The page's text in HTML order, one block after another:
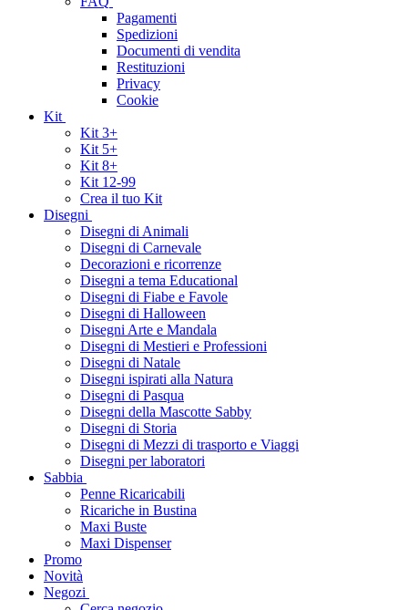
Pagamenti
Spedizioni
Documenti di vendita
Restituzioni
Privacy
Cookie
Kit
Kit 3+
Kit 5+
Kit 8+
Kit 12-99
Crea il tuo Kit
Disegni
Disegni di Animali
Disegni di Carnevale
Decorazioni e ricorrenze
Disegni a tema Educational
Disegni di Fiabe e Favole
Disegni di Halloween
Disegni Arte e Mandala
Disegni di Mestieri e Professioni
Disegni di Natale
Disegni ispirati alla Natura
Disegni di Pasqua
Disegni della Mascotte Sabby
Disegni di Storia
Disegni di Mezzi di trasporto e Viaggi
Disegni per laboratori
Sabbia
Penne Ricaricabili
Ricariche in Bustina
Maxi Buste
Maxi Dispenser
Promo
Novità
Negozi